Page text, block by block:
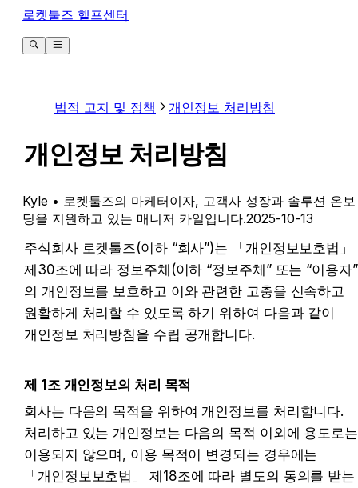
로켓툴즈 헬프센터
법적 고지 및 정책 개인정보 처리방침
개인정보 처리방침
Kyle • 로켓툴즈의 마케터이자, 고객사 성장과 솔루션 온보
딩을 지원하고 있는 매니저 카일입니다.2025-10-13
주식회사 로켓툴즈(이하 “회사”)는 「개인정보보호법」
제30조에 따라 정보주체(이하 “정보주체” 또는 “이용자
의 개인정보를 보호하고 이와 관련한 고충을 신속하고
원활하게 처리할 수 있도록 하기 위하여 다음과 같이
개인정보 처리방침을 수립 공개합니다.
제 1조 개인정보의 처리 목적
회사는 다음의 목적을 위하여 개인정보를 처리합니다.
처리하고 있는 개인정보는 다음의 목적 이외에 용도로는
이용되지 않으며, 이용 목적이 변경되는 경우에는
「개인정보보호법」 제18조에 따라 별도의 동의를 받는